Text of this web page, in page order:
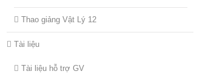
Thao giảng Vật Lý 12
Tài liệu
Tài liệu hỗ trợ GV